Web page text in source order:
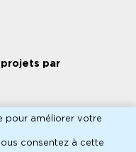
projets par
pour améliorer votre
consentez à cette